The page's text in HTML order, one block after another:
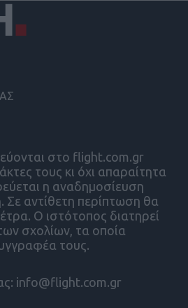
στο flight.com.gr
τους κι όχι απαραίτητα
η αναδημοσίευση
Σε αντίθετη περίπτωση θα
Ο ιστότοπος διατηρεί
σχολίων, τα οποία
τους.
info@flight.com.gr